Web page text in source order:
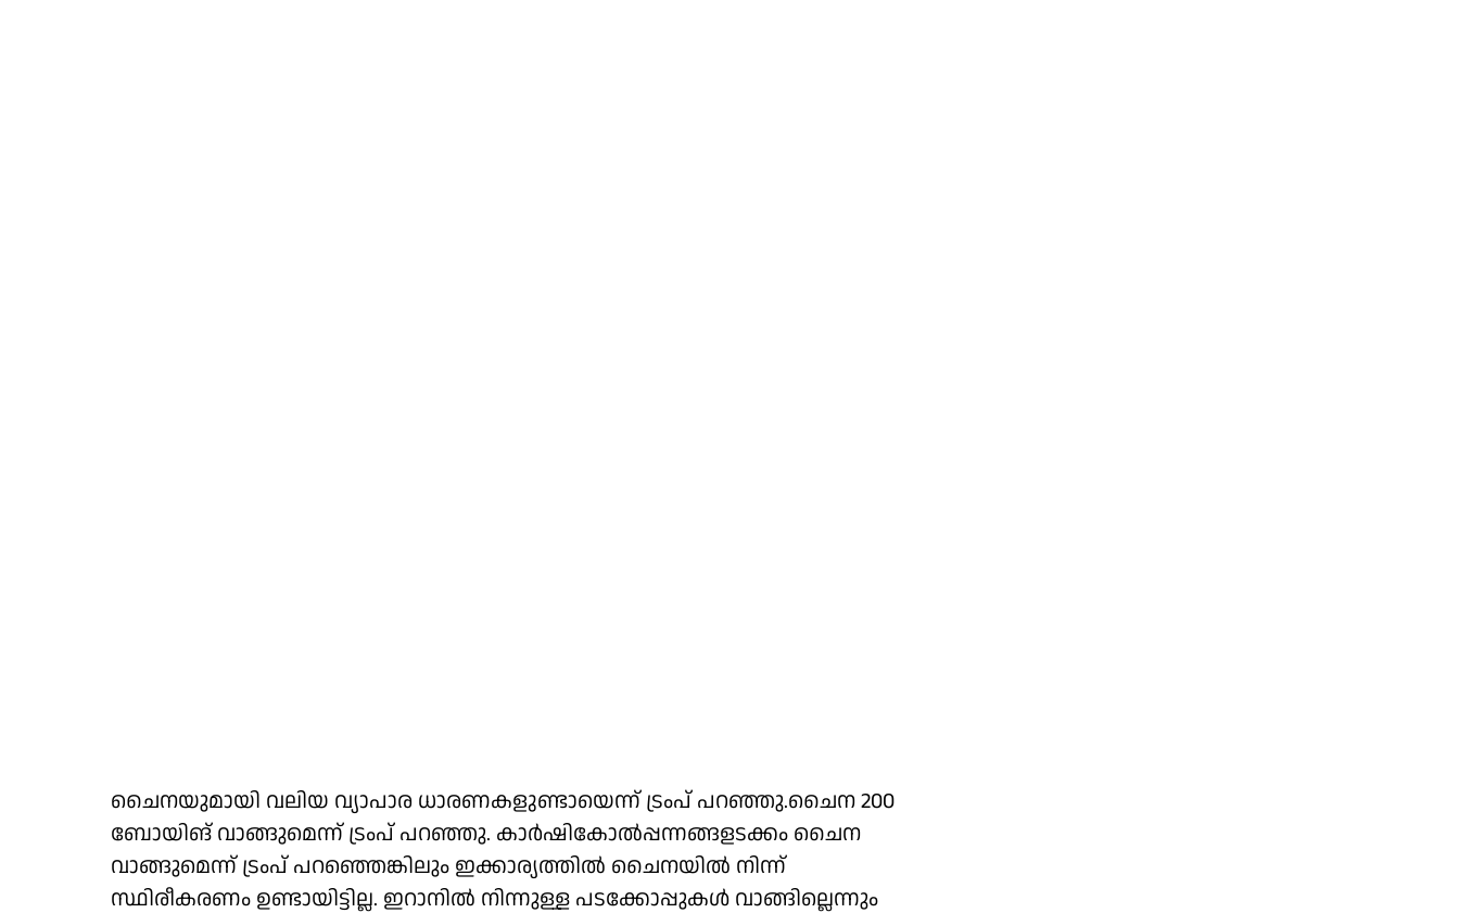
ചൈനയുമായി വലിയ വ്യാപാര ധാരണകളുണ്ടായെന്ന് ട്രംപ് പറഞ്ഞു.ചൈന 200
ബോയിങ് വാങ്ങുമെന്ന് ട്രംപ് പറഞ്ഞു. കാർഷികോൽപ്പന്നങ്ങളടക്കം ചൈന
വാങ്ങുമെന്ന് ട്രംപ് പറഞ്ഞെങ്കിലും ഇക്കാര്യത്തിൽ ചൈനയിൽ നിന്ന്
സ്ഥിരീകരണം ഉണ്ടായിട്ടില്ല. ഇറാനിൽ നിന്നുള്ള പടക്കോപ്പുകൾ വാങ്ങില്ലെന്നും